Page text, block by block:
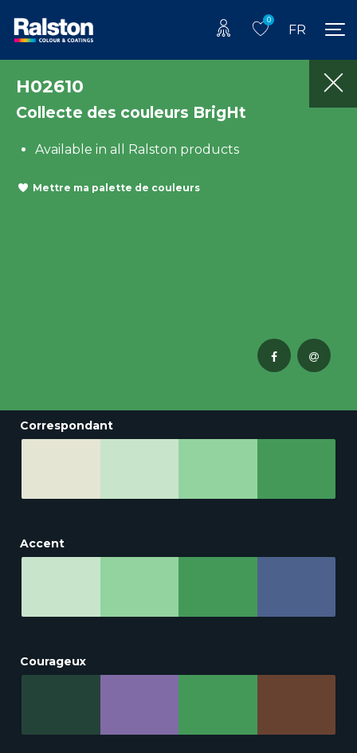
0
FR
H02610
Collecte des couleurs BrigHt
Available in all Ralston products
Mettre ma palette de couleurs
Correspondant
Accent
Courageux